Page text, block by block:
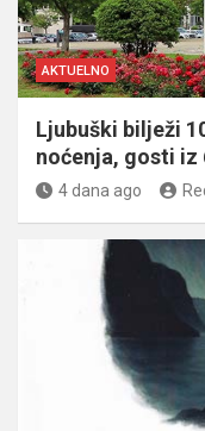
AKTUELNO
Ljubuški bilježi
noćenja, gosti iz
4 dana ago